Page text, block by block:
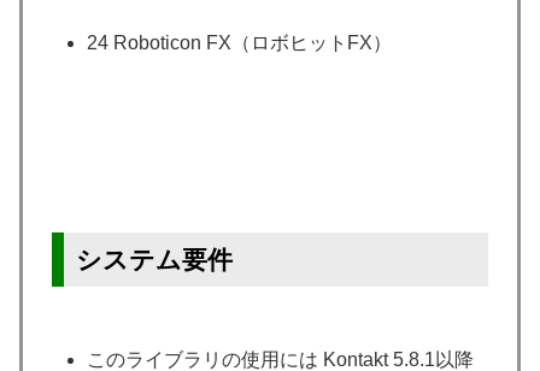
24 Roboticon FX（ロボヒットFX）
システム要件
このライブラリの使用には Kontakt 5.8.1以降